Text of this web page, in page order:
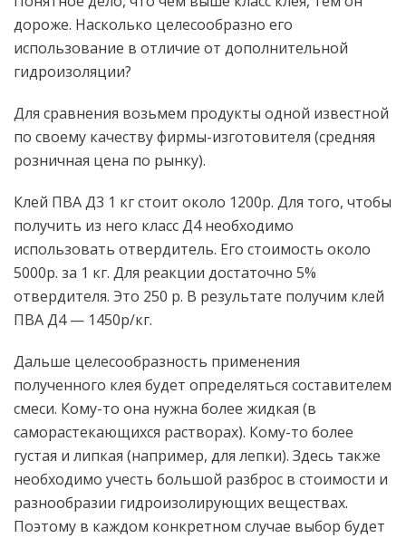
дороже. Насколько целесообразно его
использование в отличие от дополнительной
гидроизоляции?
Для сравнения возьмем продукты одной известной
по своему качеству фирмы-изготовителя (средняя
розничная цена по рынку).
Клей ПВА Д3 1 кг стоит около 1200р. Для того, чтобы
получить из него класс Д4 необходимо
использовать отвердитель. Его стоимость около
5000р. за 1 кг. Для реакции достаточно 5%
отвердителя. Это 250 р. В результате получим клей
ПВА Д4 — 1450р/кг.
Дальше целесообразность применения
полученного клея будет определяться составителем
смеси. Кому-то она нужна более жидкая (в
саморастекающихся растворах). Кому-то более
густая и липкая (например, для лепки). Здесь также
необходимо учесть большой разброс в стоимости и
разнообразии гидроизолирующих веществах.
Поэтому в каждом конкретном случае выбор будет